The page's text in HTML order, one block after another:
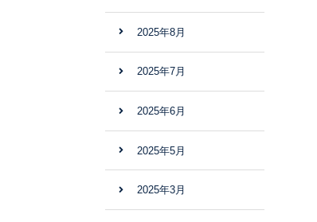
2025年8月
2025年7月
2025年6月
2025年5月
2025年3月